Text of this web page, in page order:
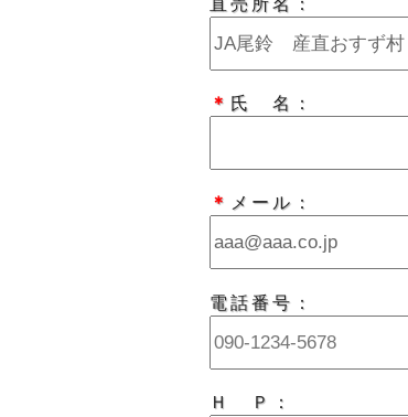
＊ 氏 名：
＊ メール：
電話番号：
Ｈ Ｐ：